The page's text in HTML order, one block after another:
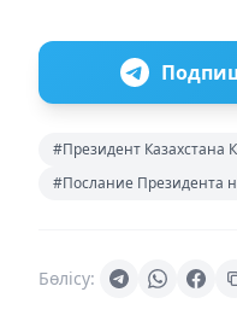
#Президент Казахстана
#Послание Президента
Бөлісу: